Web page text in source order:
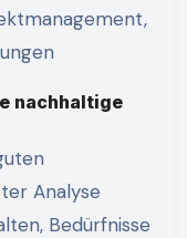
nachhaltige
Analyse
Bedürfnisse